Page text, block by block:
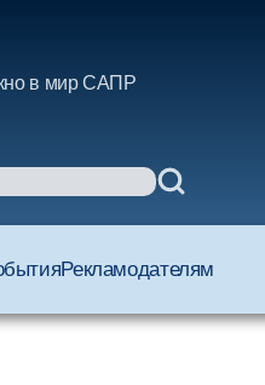
в мир САПР
Рекламодателям